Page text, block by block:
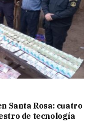
Santa Rosa: cuatro
de tecnología